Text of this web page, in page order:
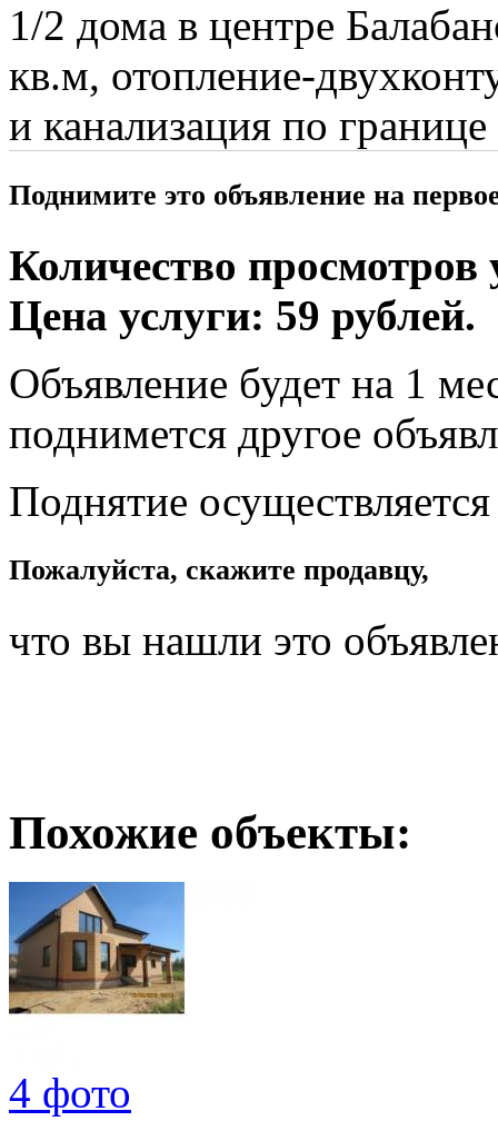
1/2 дома в центре
кв.м, отопление-
и канализация по границе
Поднимите это объявление на
Количество просмотров
Цена услуги: 59 рублей.
Объявление будет на 1
поднимется другое
Поднятие
Пожалуйста, скажите продавцу,
что вы нашли это
Похожие объекты:
4 фото